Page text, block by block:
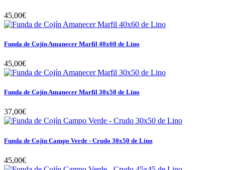
45,00€
Funda de Cojín Amanecer Marfil 40x60 de Lino
45,00€
Funda de Cojín Amanecer Marfil 30x50 de Lino
37,00€
Funda de Cojín Campo Verde - Crudo 30x50 de Lino
45,00€